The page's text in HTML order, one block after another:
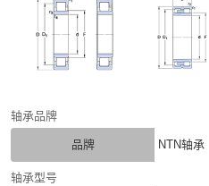
轴承品牌
品牌 NTN轴承
轴承型号